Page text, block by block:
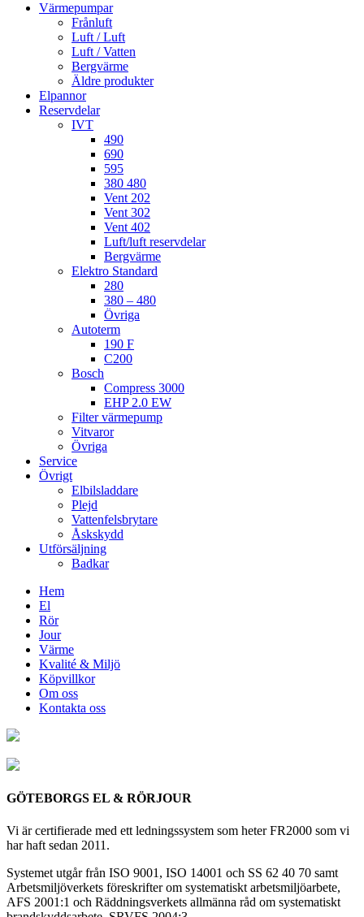
Värmepumpar
Frånluft
Luft / Luft
Luft / Vatten
Bergvärme
Äldre produkter
Elpannor
Reservdelar
IVT
490
690
595
380 480
Vent 202
Vent 302
Vent 402
Luft/luft reservdelar
Bergvärme
Elektro Standard
280
380 – 480
Övriga
Autoterm
190 F
C200
Bosch
Compress 3000
EHP 2.0 EW
Filter värmepump
Vitvaror
Övriga
Service
Övrigt
Elbilsladdare
Plejd
Vattenfelsbrytare
Åskskydd
Utförsäljning
Badkar
Hem
El
Rör
Jour
Värme
Kvalité & Miljö
Köpvillkor
Om oss
Kontakta oss
GÖTEBORGS EL & RÖRJOUR
Vi är certifierade med ett ledningssystem som heter FR2000 som vi
har haft sedan 2011.
Systemet utgår från ISO 9001, ISO 14001 och SS 62 40 70 samt
Arbetsmiljöverkets föreskrifter om systematiskt arbetsmiljöarbete,
AFS 2001:1 och Räddningsverkets allmänna råd om systematiskt